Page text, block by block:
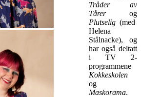
Tråder av
Tårer og
Plutselig (med
Helena
Stålnacke), og
har også deltatt
i TV 2-
programmene
Kokkeskolen
og
Maskorama.